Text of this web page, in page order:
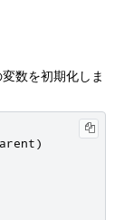
数を初期化しま
)